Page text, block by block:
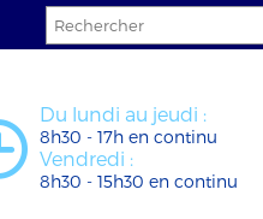
Du lundi au jeudi :
8h30 - 17h en continu
Vendredi :
8h30 - 15h30 en continu